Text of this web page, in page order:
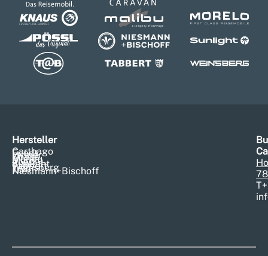
Hersteller
Carthago
Fendt
Hymer
Knaus
Malibu
Morelo
Pössl
Sunlight
Tabbert
Weinsberg
T@b
Niesmann+Bischoff
T